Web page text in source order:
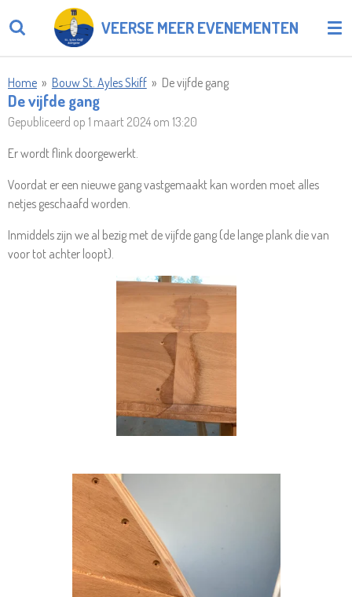
direct
hoofdinhoud
VEERSE MEER EVENEMENTEN
Home » Bouw St. Ayles Skiff » De vijfde gang
De vijfde gang
Gepubliceerd op 1 maart 2024 om 13:20
Er wordt flink doorgewerkt.
Voordat er een nieuwe gang vastgemaakt kan worden moet alles
netjes geschaafd worden.
Inmiddels zijn we al bezig met de vijfde gang (de lange plank die van
voor tot achter loopt).